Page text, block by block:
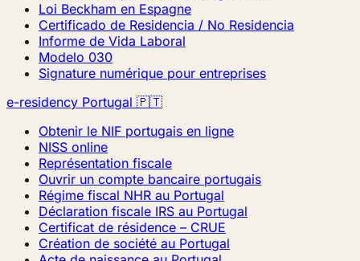
Loi Beckham en Espagne
Certificado de Residencia / No Residencia
Informe de Vida Laboral
Modelo 030
Signature numérique pour entreprises
e-residency Portugal 🇵🇹
Obtenir le NIF portugais en ligne
NISS online
Représentation fiscale
Ouvrir un compte bancaire portugais
Régime fiscal NHR au Portugal
Déclaration fiscale IRS au Portugal
Certificat de résidence – CRUE
Création de société au Portugal